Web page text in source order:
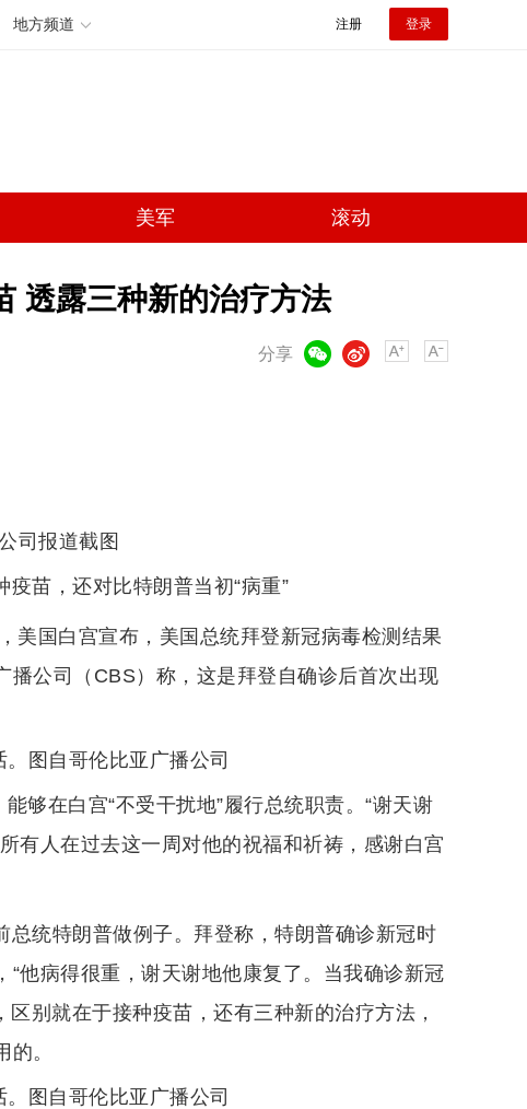
地方频道 注册 登录
美军 滚动
透露三种新的治疗方法
分享
微博
司报道截图
苗，还对比特朗普当初“病重”
美国白宫宣布，美国总统拜登新冠病毒检测结果
公司（CBS）称，这是拜登自确诊后首次出现
图自哥伦比亚广播公司
够在白宫“不受干扰地”履行总统职责。“谢天谢
有人在过去这一周对他的祝福和祈祷，感谢白宫
统特朗普做例子。拜登称，特朗普确诊新冠时
他病得很重，谢天谢地他康复了。当我确诊新冠
别就在于接种疫苗，还有三种新的治疗方法，
。
图自哥伦比亚广播公司